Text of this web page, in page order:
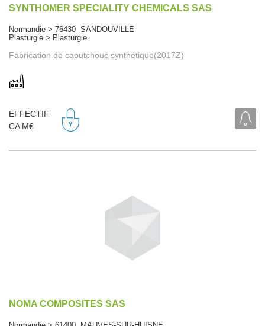
SYNTHOMER SPECIALITY CHEMICALS SAS
Normandie > 76430 SANDOUVILLE
Plasturgie > Plasturgie
Fabrication de caoutchouc synthétique(2017Z)
EFFECTIF
CA M€
NOMA COMPOSITES SAS